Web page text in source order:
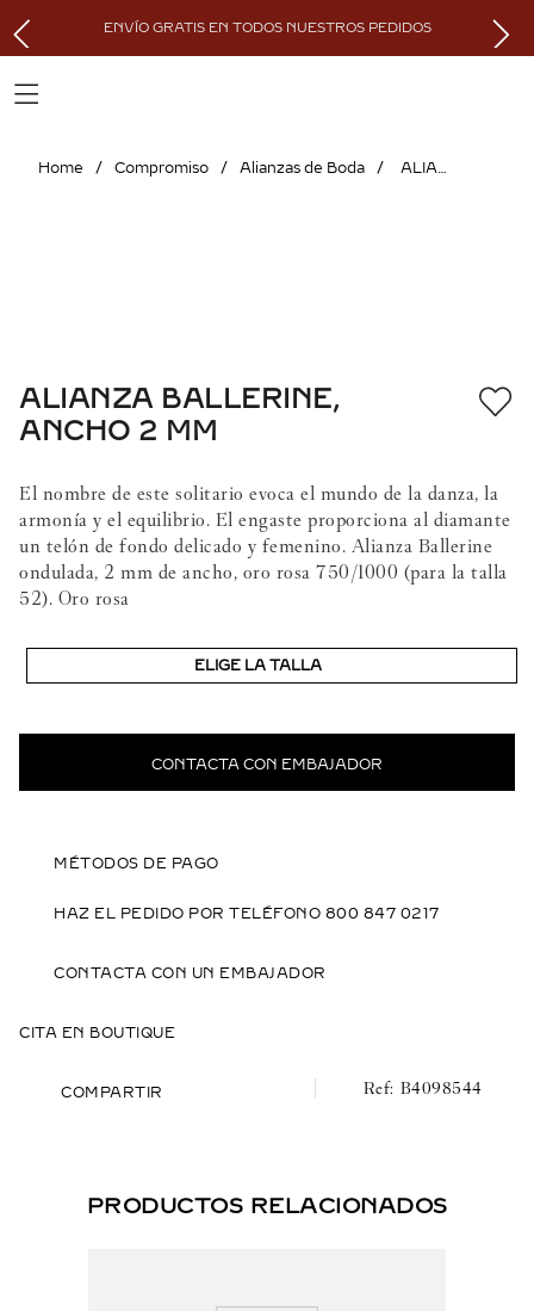
ENVÍO GRATIS EN TODOS NUESTROS PEDIDOS
Compromiso Alianzas de Boda ALIANZA BALLERINE, ANCHO 2 MM
ALIANZA BALLERINE,
ANCHO 2 MM
El nombre de este solitario evoca el mundo de la danza, la
armonía y el equilibrio. El engaste proporciona al diamante
un telón de fondo delicado y femenino. Alianza Ballerine
ondulada, 2 mm de ancho, oro rosa 750/1000 (para la talla
52). Oro rosa
ELIGE LA TALLA
CONTACTA CON EMBAJADOR
MÉTODOS DE PAGO
HAZ EL PEDIDO POR TELÉFONO 800 847 0217
CONTACTA CON UN EMBAJADOR
CITA EN BOUTIQUE
COMPARTIR B4098544
PRODUCTOS RELACIONADOS